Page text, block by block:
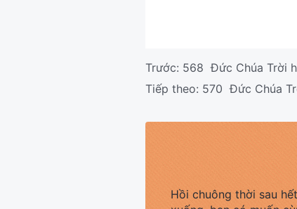
Trước: 568 Đức Chúa Trời
Tiếp theo: 570 Đức Chúa
Hồi chuông thời sau